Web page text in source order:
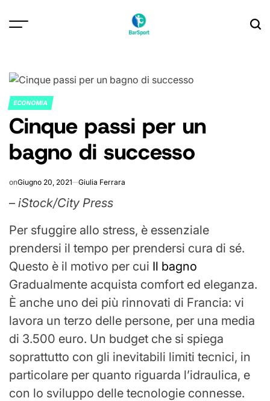
POSTED
IN
ECONOMIA
Cinque passi per un
bagno di successo
onGiugno 20, 2021 Giulia Ferrara
– iStock/City Press
Per sfuggire allo stress, è essenziale
prendersi il tempo per prendersi cura di sé.
Questo è il motivo per cui Il bagno
Gradualmente acquista comfort ed eleganza.
È anche uno dei più rinnovati di Francia: vi
lavora un terzo delle persone, per una media
di 3.500 euro. Un budget che si spiega
soprattutto con gli inevitabili limiti tecnici, in
particolare per quanto riguarda l’idraulica, e
con lo sviluppo delle tecnologie connesse.